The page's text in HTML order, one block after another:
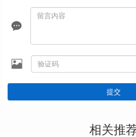
提交
相关推